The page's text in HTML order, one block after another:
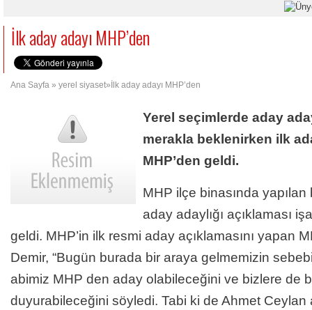
-
Erdoğan duyurmuştu, Bakan Şimşek detayları açıkladı ‘1
İlk aday adayı MHP’den
Ana Sayfa » yerel siyaset»İlk aday adayı MHP’den
Yerel seçimlerde aday
merakla beklenirken ilk
MHP’den geldi.
MHP ilçe binasında yapılan
aday adaylığı açıklaması
geldi. MHP’in ilk resmi aday açıklamasını yapan
Demir, “Bugün burada bir araya gelmemizin
abimiz MHP den aday olabileceğini ve bizlere de
duyurabileceğini söyledi. Tabi ki de Ahmet Ceylan